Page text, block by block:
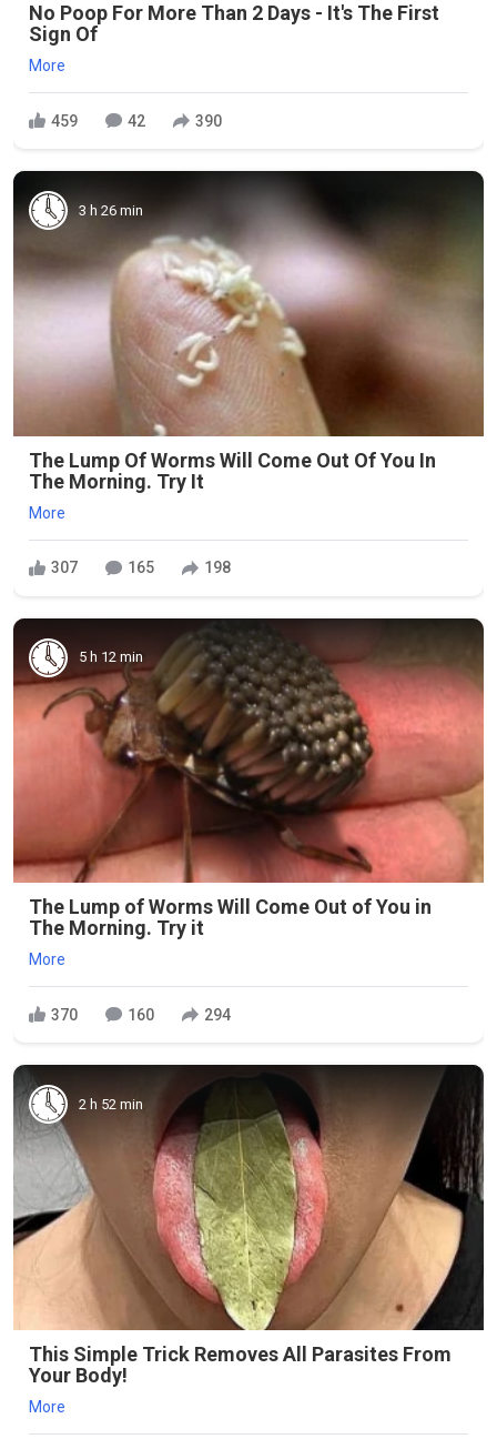
No Poop For More Than 2 Days - It's The First
Sign Of
More
459 42 390
3 h 26 min
The Lump Of Worms Will Come Out Of You In
The Morning. Try It
More
307 165 198
5 h 12 min
The Lump of Worms Will Come Out of You in
The Morning. Try it
More
370 160 294
2 h 52 min
This Simple Trick Removes All Parasites From
Your Body!
More